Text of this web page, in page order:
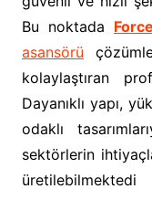
Bu noktada
asansörü
kolaylaştıran
Dayanıklı yapı,
odaklı
sektörlerin
üretilebilmektedi